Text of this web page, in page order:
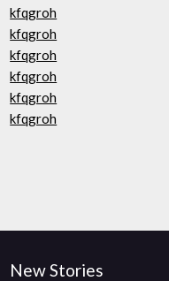
kfqgroh
kfqgroh
kfqgroh
kfqgroh
kfqgroh
kfqgroh
New Stories